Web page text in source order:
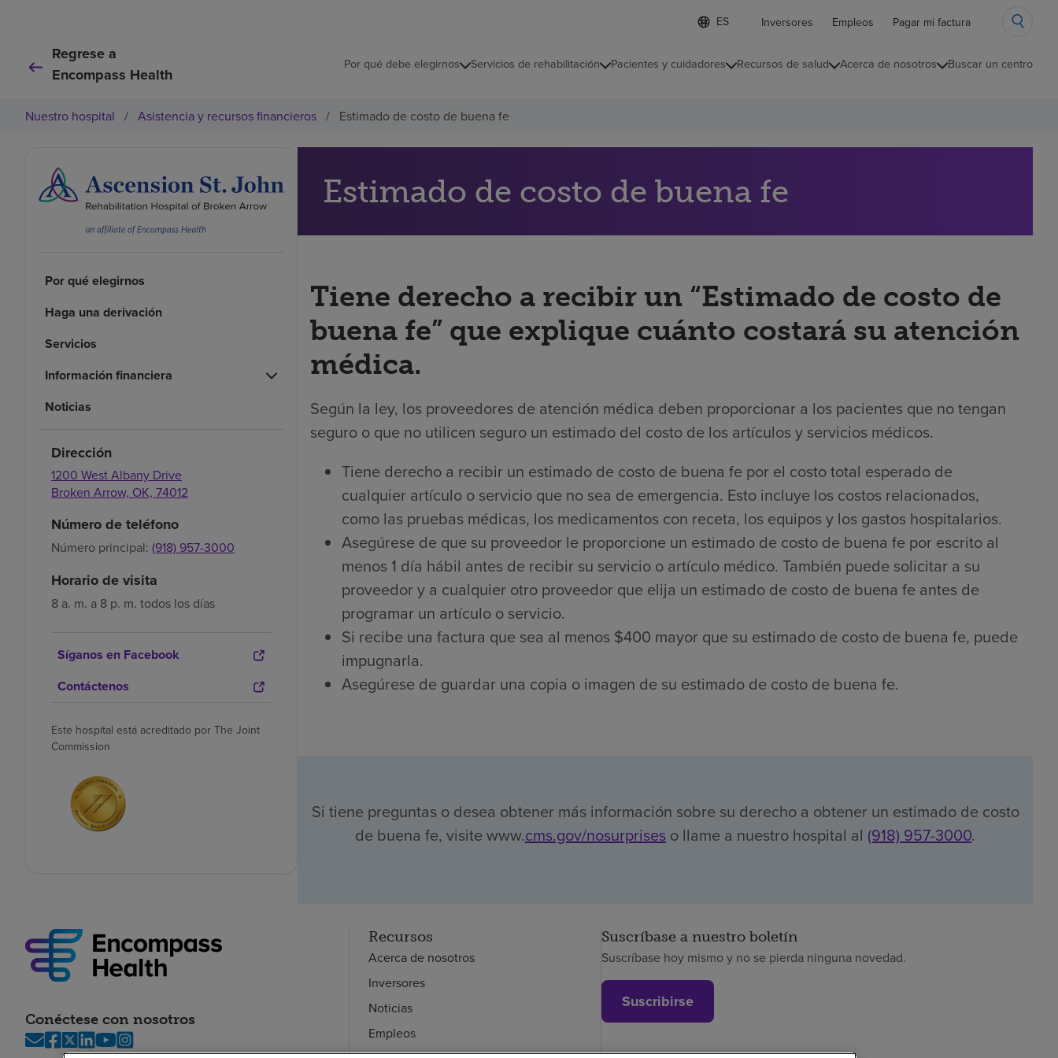
Lista
de
contraída
d
o
e
i
a
Inversores Empleos Pagar mi factura
Regrese a
Encompass Health
Por qué debe elegirnos Servicios de rehabilitación Pacientes y cuidadores Recursos de salud Acerca de nosotros Buscar un centro
Nuestro hospital / Asistencia y recursos financieros / Estimado de costo de buena fe
Por qué elegirnos
Haga una derivación
Servicios
Información financiera
Noticias
Dirección
1200 West Albany Drive
Broken Arrow, OK, 74012
Número de teléfono
Número principal: (918) 957-3000
Horario de visita
8 a. m. a 8 p. m. todos los días
Síganos en Facebook
Contáctenos
Este hospital está acreditado por The Joint
Commission
Estimado de costo de buena fe
Tiene derecho a recibir un “Estimado de costo de
buena fe” que explique cuánto costará su atención
médica.
Según la ley, los proveedores de atención médica deben proporcionar a los pacientes que no tengan
seguro o que no utilicen seguro un estimado del costo de los artículos y servicios médicos.
Tiene derecho a recibir un estimado de costo de buena fe por el costo total esperado de
cualquier artículo o servicio que no sea de emergencia. Esto incluye los costos relacionados,
como las pruebas médicas, los medicamentos con receta, los equipos y los gastos hospitalarios.
Asegúrese de que su proveedor le proporcione un estimado de costo de buena fe por escrito al
menos 1 día hábil antes de recibir su servicio o artículo médico. También puede solicitar a su
proveedor y a cualquier otro proveedor que elija un estimado de costo de buena fe antes de
programar un artículo o servicio.
Si recibe una factura que sea al menos $400 mayor que su estimado de costo de buena fe, puede
impugnarla.
Asegúrese de guardar una copia o imagen de su estimado de costo de buena fe.
Si tiene preguntas o desea obtener más información sobre su derecho a obtener un estimado de costo
de buena fe, visite www.cms.gov/nosurprises o llame a nuestro hospital al (918) 957-3000.
Conéctese con nosotros
Recursos
Acerca de nosotros
Inversores
Noticias
Empleos
Suscríbase a nuestro boletín
Suscríbase hoy mismo y no se pierda ninguna novedad.
Suscribirse